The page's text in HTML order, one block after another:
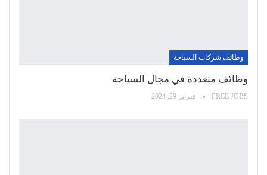
وظائف شركات السياحة
وظائف متعددة في مجال السياحة
FREE JOBS فبراير 29, 2024